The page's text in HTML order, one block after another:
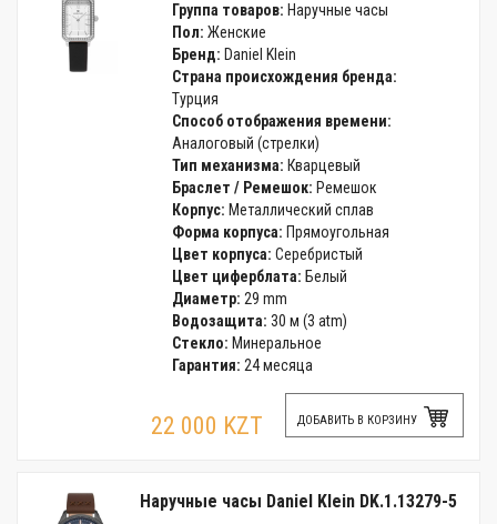
Группа товаров: Наручные часы
Пол: Женские
Бренд: Daniel Klein
Страна происхождения бренда:
Турция
Способ отображения времени:
Аналоговый (стрелки)
Тип механизма: Кварцевый
Браслет / Ремешок: Ремешок
Корпус: Металлический сплав
Форма корпуса: Прямоугольная
Цвет корпуса: Серебристый
Цвет циферблата: Белый
Диаметр: 29 mm
Водозащита: 30 м (3 atm)
Стекло: Минеральное
Гарантия: 24 месяца
22 000 KZT ДОБАВИТЬ В КОРЗИНУ
Наручные часы Daniel Klein DK.1.13279-5